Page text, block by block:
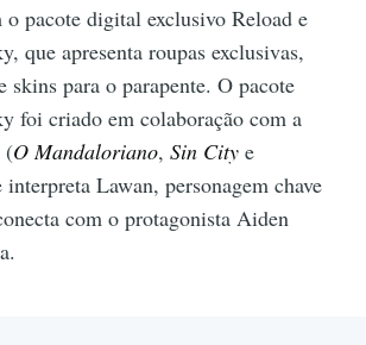
o pacote digital exclusivo Reload e
que apresenta roupas exclusivas,
skins para o parapente. O pacote
foi criado em colaboração com a
(O Mandaloriano,Sin City e
interpreta Lawan, personagem chave
com o protagonista Aiden